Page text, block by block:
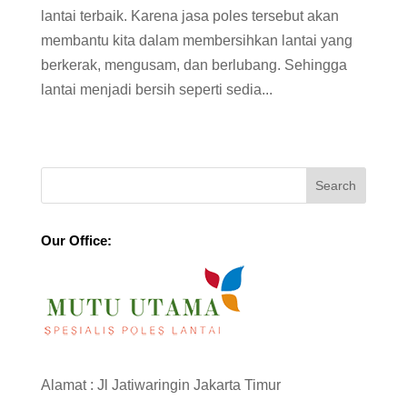
lantai terbaik. Karena jasa poles tersebut akan
membantu kita dalam membersihkan lantai yang
berkerak, mengusam, dan berlubang. Sehingga
lantai menjadi bersih seperti sedia...
Our Office:
Alamat : Jl Jatiwaringin Jakarta Timur